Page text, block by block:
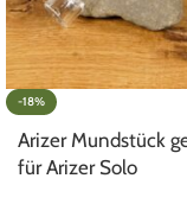
-18%
Arizer Mundstück
für Arizer Solo